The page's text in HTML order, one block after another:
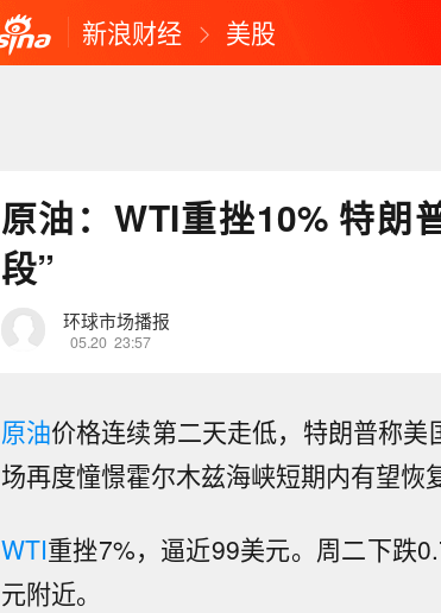
新浪财经 美股
原油：WTI重挫10% 特朗
段”
环球市场播报
05.20 23:57
原油价格连续第二天走低，特朗普称美
场再度憧憬霍尔木兹海峡短期内有望恢
WTI重挫7%，逼近99美元。周二下跌
元附近。